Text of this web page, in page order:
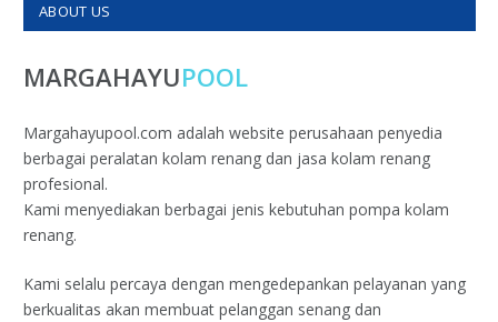
ABOUT US
MARGAHAYUPOOL
Margahayupool.com adalah website perusahaan penyedia
berbagai peralatan kolam renang dan jasa kolam renang
profesional.
Kami menyediakan berbagai jenis kebutuhan pompa kolam
renang.
Kami selalu percaya dengan mengedepankan pelayanan yang
berkualitas akan membuat pelanggan senang dan